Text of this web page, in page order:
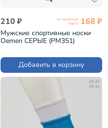
210 ₽ по клубной
карте 168 ₽
Мужские спортивные носки
Oemen СЕРЫЕ (PM351)
Добавить в корзину
25-27
29-31